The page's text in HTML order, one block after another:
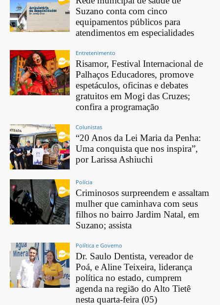
Suzano conta com cinco
equipamentos públicos para
atendimentos em especialidades
Entretenimento
Risamor, Festival Internacional de
Palhaços Educadores, promove
espetáculos, oficinas e debates
gratuitos em Mogi das Cruzes;
confira a programação
Colunistas
“20 Anos da Lei Maria da Penha:
Uma conquista que nos inspira”,
por Larissa Ashiuchi
Polícia
Criminosos surpreendem e assaltam
mulher que caminhava com seus
filhos no bairro Jardim Natal, em
Suzano; assista
Política e Governo
Dr. Saulo Dentista, vereador de
Poá, e Aline Teixeira, liderança
política no estado, cumprem
agenda na região do Alto Tietê
nesta quarta-feira (05)